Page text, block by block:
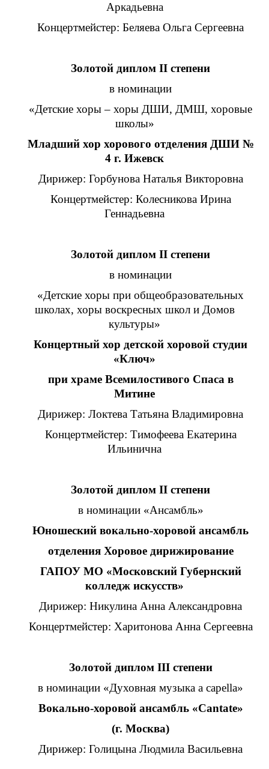
Аркадьевна
Концертмейстер: Беляева Ольга Сергеевна
Золотой диплом II степени
в номинации
«Детские хоры – хоры ДШИ, ДМШ, хоровые
школы»
Младший хор хорового отделения ДШИ №
4 г. Ижевск
Дирижер: Горбунова Наталья Викторовна
Концертмейстер: Колесникова Ирина
Геннадьевна
Золотой диплом II степени
в номинации
«Детские хоры при общеобразовательных
школах, хоры воскресных школ и Домов
культуры»
Концертный хор детской хоровой студии
«Ключ»
при храме Всемилостивого Спаса в
Митине
Дирижер: Локтева Татьяна Владимировна
Концертмейстер: Тимофеева Екатерина
Ильинична
Золотой диплом II степени
в номинации «Ансамбль»
Юношеский вокально-хоровой ансамбль
отделения Хоровое дирижирование
ГАПОУ МО «Московский Губернский
колледж искусств»
Дирижер: Никулина Анна Александровна
Концертмейстер: Харитонова Анна Сергеевна
Золотой диплом III степени
в номинации «Духовная музыка a capella»
Вокально-хоровой ансамбль «Cantate»
(г. Москва)
Дирижер: Голицына Людмила Васильевна